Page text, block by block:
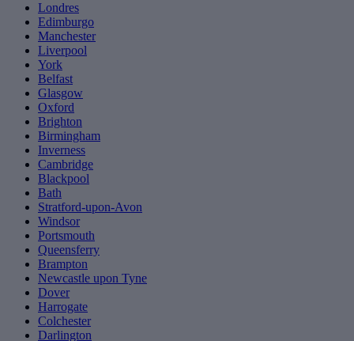
Londres
Edimburgo
Manchester
Liverpool
York
Belfast
Glasgow
Oxford
Brighton
Birmingham
Inverness
Cambridge
Blackpool
Bath
Stratford-upon-Avon
Windsor
Portsmouth
Queensferry
Brampton
Newcastle upon Tyne
Dover
Harrogate
Colchester
Darlington